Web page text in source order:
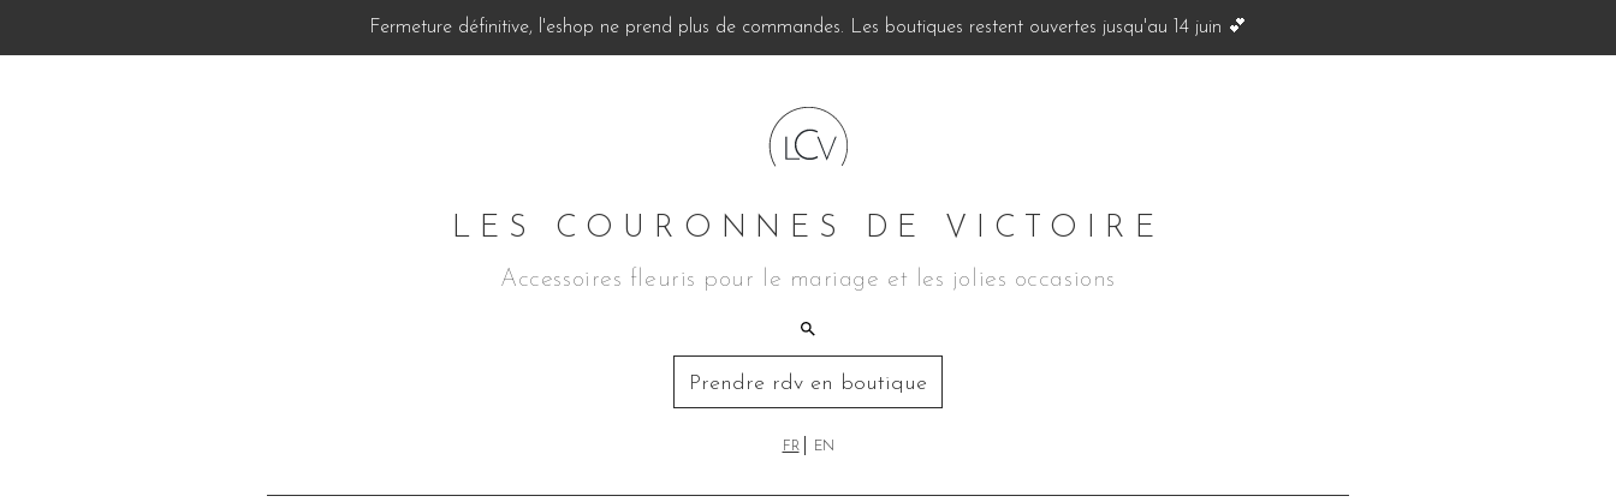
Fermeture définitive, l'eshop ne prend plus de commandes. Les boutiques restent ouvertes jusqu'au 14 juin 💕
LES COURONNES DE VICTOIRE
Accessoires fleuris pour le mariage et les jolies occasions
Prendre rdv en boutique
FR EN